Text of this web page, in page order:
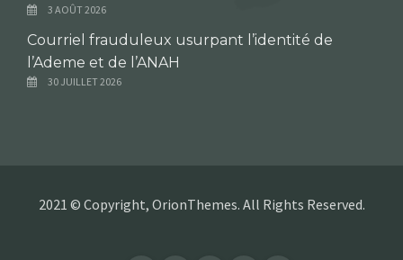
3 AOÛT 2026
Courriel frauduleux usurpant l’identité de
l’Ademe et de l’ANAH
30 JUILLET 2026
2021 © Copyright, OrionThemes. All Rights Reserved.